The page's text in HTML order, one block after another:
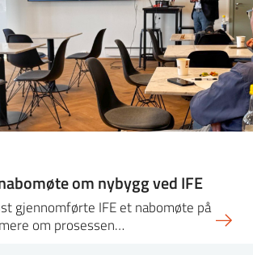
om nybygg ved IFE
gjennomførte IFE et nabomøte på
om prosessen…